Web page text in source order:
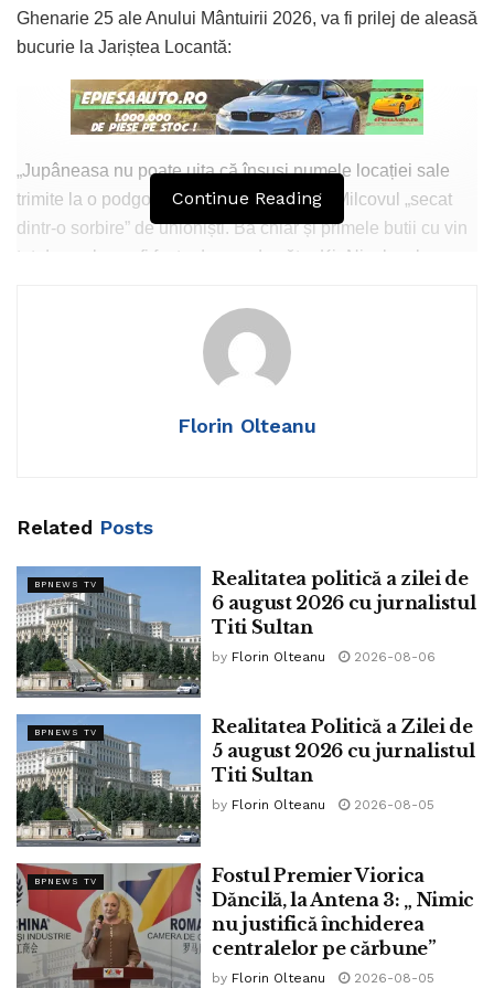
Ghenarie 25 ale Anului Mântuirii 2026, va fi prilej de aleasă
bucurie la Jariștea Locantă:
„Jupâneasa nu poate uita că însuși numele locației sale
trimite la o podgorie aflată nu departe de Milcovul „secat
dintr-o sorbire” de unioniști. Ba chiar și primele butii cu vin
tot de acolo vor fi fost aduse – de către Kir Nicola – la
De aceea, sâmbătă 24 și duminică 25 Ianuarie, când
orologiile vor arăta orele 18.00 trecute fix, Kera Calița vă
așteaptă la Jariștea Locantă spre a petrece așa cum o
chiolhanuri alese, meniul fiind inspirat de gusturile
Credit foto: Jariștea Locantă
Platou pescăresc
-pastetă de anșoa cu păstrăv afumat, aducând la unison
cuhnia mediteraneană cu magopeția bucovineană
Continue Reading
Florin Olteanu
Related Posts
BPNEWS TV
Realitatea politică a zilei de
6 august 2026 cu jurnalistul
Titi Sultan
by Florin Olteanu 2026-08-06
BPNEWS TV
Realitatea Politică a Zilei de
5 august 2026 cu jurnalistul
Titi Sultan
by Florin Olteanu 2026-08-05
BPNEWS TV
Fostul Premier Viorica
Dăncilă, la Antena 3: „ Nimic
nu justifică închiderea
centralelor pe cărbune”
by Florin Olteanu 2026-08-05